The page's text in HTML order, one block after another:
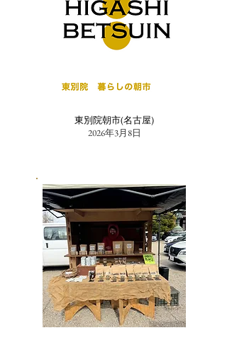
東別院朝市(名古屋)
2026年3月8日